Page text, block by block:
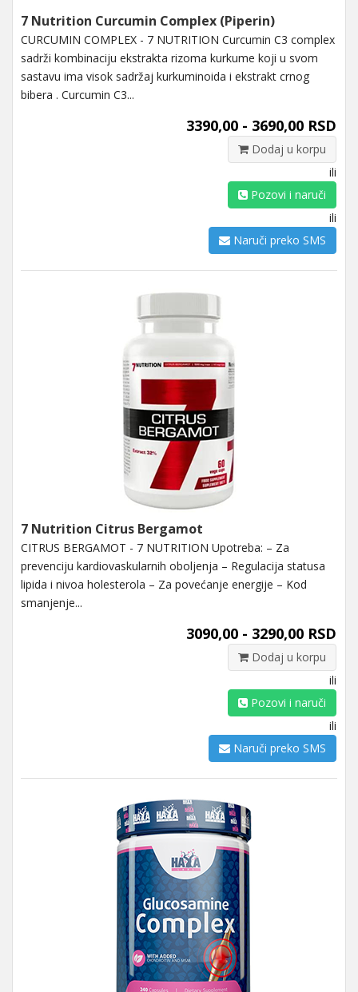
7 Nutrition Curcumin Complex (Piperin)
CURCUMIN COMPLEX - 7 NUTRITION Curcumin C3 complex
sadrži kombinaciju ekstrakta rizoma kurkume koji u svom
sastavu ima visok sadržaj kurkuminoida i ekstrakt crnog
bibera . Curcumin C3...
3390,00 - 3690,00 RSD
Dodaj u korpu
ili
Pozovi i naruči
ili
Naruči preko SMS
7 Nutrition Citrus Bergamot
CITRUS BERGAMOT - 7 NUTRITION Upotreba: – Za
prevenciju kardiovaskularnih oboljenja – Regulacija statusa
lipida i nivoa holesterola – Za povećanje energije – Kod
smanjenje...
3090,00 - 3290,00 RSD
Dodaj u korpu
ili
Pozovi i naruči
ili
Naruči preko SMS